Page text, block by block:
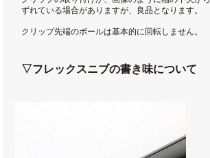
ずれている場合がありますが、良品となります。
クリップ先端のボールは基本的に回転しません。
▽フレックスニブの書き味について